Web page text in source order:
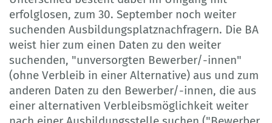
erfolglosen, zum 30. September noch weiter
suchenden Ausbildungsplatznachfragern. Die BA
weist hier zum einen Daten zu den weiter
suchenden, "unversorgten Bewerber/-innen"
(ohne Verbleib in einer Alternative) aus und zum
anderen Daten zu den Bewerber/-innen, die aus
einer alternativen Verbleibsmöglichkeit weiter